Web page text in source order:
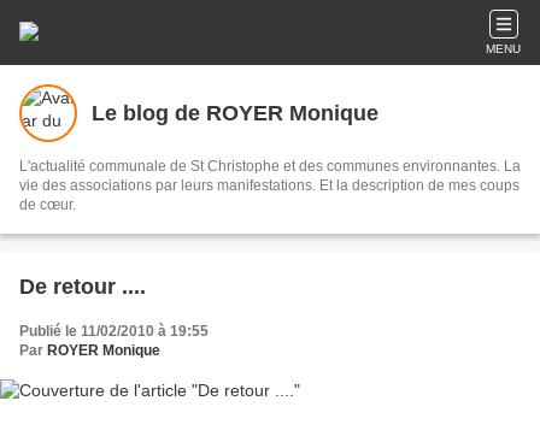
MENU
Le blog de ROYER Monique
L'actualité communale de St Christophe et des communes environnantes. La
vie des associations par leurs manifestations. Et la description de mes coups
de cœur.
De retour ....
Publié le 11/02/2010 à 19:55
Par ROYER Monique